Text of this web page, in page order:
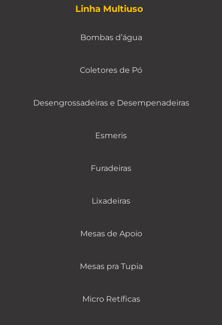
Linha Multiuso
Bombas d’água
Coletores de Pó
Desengrossadeiras e Desempenadeiras
Esmeris
Furadeiras
Lixadeiras
Mesas de Apoio
Mesas pra Tupia
Micro Retíficas